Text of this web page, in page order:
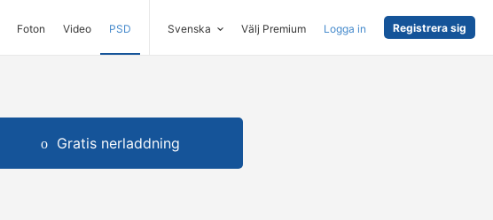
Foton Video PSD Svenska Välj Premium Logga in Registrera sig
Gratis nerladdning